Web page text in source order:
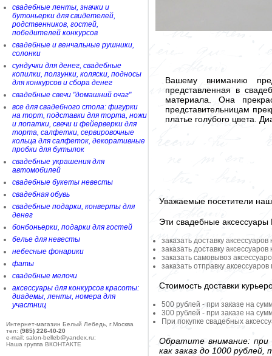
свадебные ленты, значки и
бутоньерки для свидетелей,
родственников, гостей,
победителей конкурсов
свадебные и венчальные рушники,
солонки
сундучки для денег, свадебные
копилки, ползунки, коляски, подносы
для конкурсов и сбора денег
свадебные свечи "домашний очаг"
все для свадебного стола: фигурки
на торт, подставки для торта, ножи
и лопатки, свечи и фейерверки для
торта, салфетки, сервировочные
кольца для салфеток, декоративные
пробки для бутылок
свадебные украшения для
автомобилей
свадебные букеты невесты
свадебная обувь
свадебные подарки, конверты для
денег
бонбоньерки, подарки для гостей
белье для невесты
небесные фонарики
фаты
свадебные мелочи
аксессуары для конкурсов красоты:
диадемы, ленты, номера для
участниц
Интернет-магазин Белый Лебедь, г.Москва
тел: (985) 226-40-20
e-mail: salon-belleb@yandex.ru;
Наша группа ВКОНТАКТЕ
Вашему вниманию
представленная в
материала. Она
представительницам
платье голубого цвета.
Уважаемые посетители
Эти свадебные
заказать доставку
заказать доставку
заказать самовывоз
заказать отправку
Стоимость доставки
500 рублей - при заказе на
300 рублей - при заказе на
При покупке свадебных
Обратите внимание: при
как заказ до 1000